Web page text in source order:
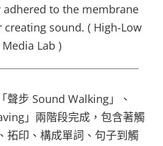
to the membrane
sound. ( High-Low
Lab )
聲步 Sound Walking」、
」兩階段完成，包含著觸
拓印、構成單詞、句子到觸